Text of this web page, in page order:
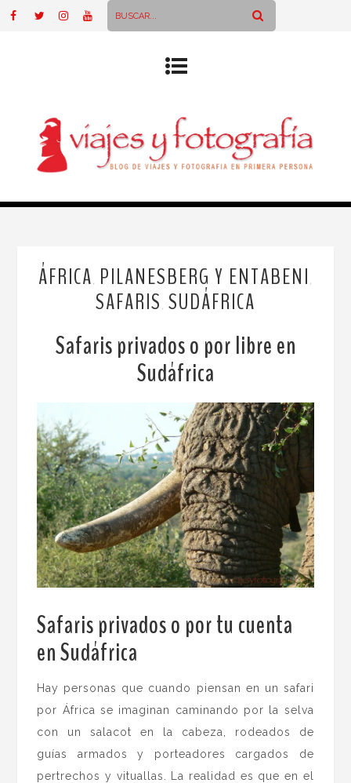
ÁFRICA PILANESBERG Y ENTABENI
SAFARIS SUDÁFRICA
Safaris privados o por libre en
Sudáfrica
Safaris privados o por tu cuenta
en Sudáfrica
Hay personas que cuando piensan en un safari
por África se imaginan caminando por la selva
con un salacot en la cabeza, rodeados de
guías armados y porteadores cargados de
pertrechos y vituallas. La realidad es que en el